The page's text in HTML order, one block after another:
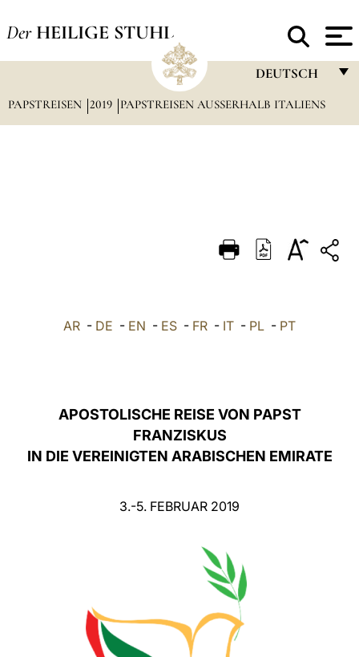
Der HEILIGE STUHL
DEUTSCH
FRANÇAIS
DEUTSCH
العربيّة
PAPSTREISEN 2019 PAPSTREISEN AUSSERHALB ITALIENS
AR - DE - EN - ES - FR - IT - PL - PT
APOSTOLISCHE REISE VON PAPST
FRANZISKUS
IN DIE VEREINIGTEN ARABISCHEN EMIRATE
3.-5. FEBRUAR 2019